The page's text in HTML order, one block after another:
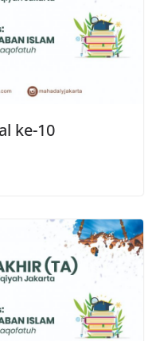
ke-10